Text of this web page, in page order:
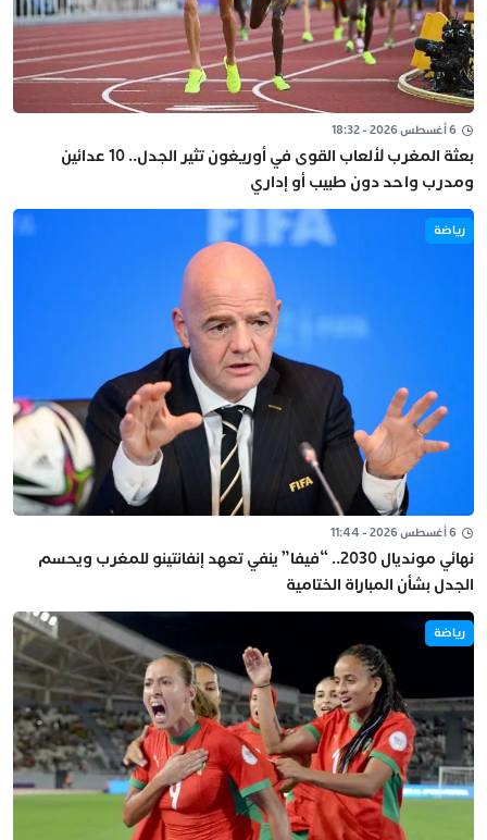
6 أغسطس 2026 - 18:32
بعثة المغرب لألعاب القوى في أوريغون تثير الجدل.. 10 عدائين
ومدرب واحد دون طبيب أو إداري
رياضة
6 أغسطس 2026 - 11:44
نهائي مونديال 2030.. “فيفا” ينفي تعهد إنفانتينو للمغرب ويحسم
الجدل بشأن المباراة الختامية
رياضة